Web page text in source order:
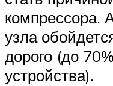
компрессора.
узла
дорого (до
устройства).